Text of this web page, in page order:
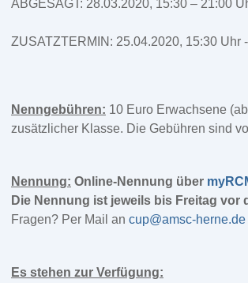
ABGESAGT: 28.03.2020, 15:30 – 21:00
ZUSATZTERMIN: 25.04.2020, 15:30 Uhr
Nenngebühren: 10 Euro Erwachsene
zusätzlicher Klasse. Die Gebühren sind
Nennung: Online-Nennung über
Die Nennung ist jeweils bis Freitag vor
Fragen? Per Mail an cup@amsc-herne.de
Es stehen zur Verfügung: